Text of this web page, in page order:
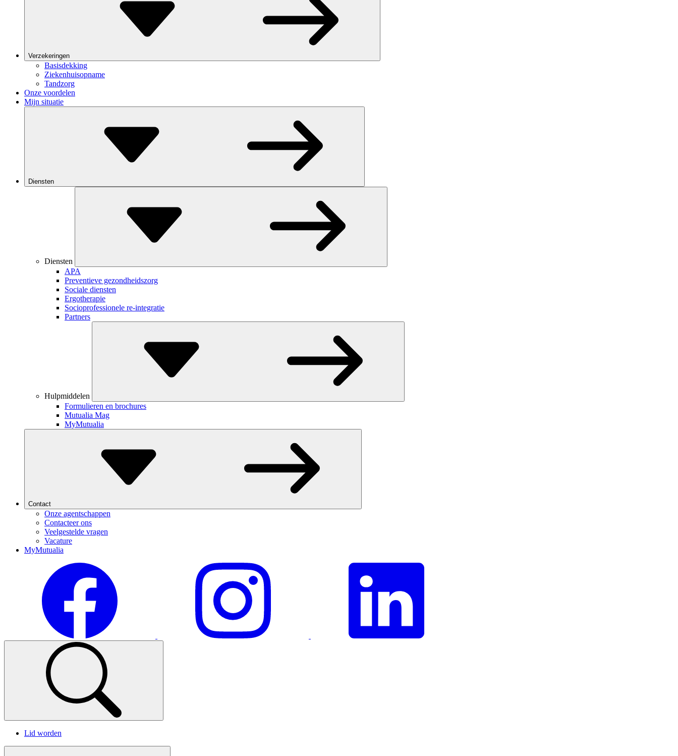
Verzekeringen
Basisdekking
Ziekenhuisopname
Tandzorg
Onze voordelen
Mijn situatie
Diensten
Diensten
APA
Preventieve gezondheidszorg
Sociale diensten
Ergotherapie
Socioprofessionele re-integratie
Partners
Hulpmiddelen
Formulieren en brochures
Mutualia Mag
MyMutualia
Contact
Onze agentschappen
Contacteer ons
Veelgestelde vragen
Vacature
MyMutualia
Lid worden